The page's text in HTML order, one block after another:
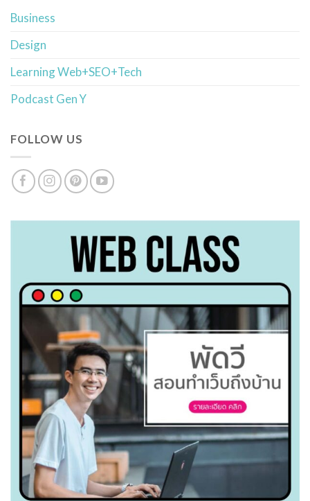
Business
Design
Learning Web+SEO+Tech
Podcast Gen Y
FOLLOW US